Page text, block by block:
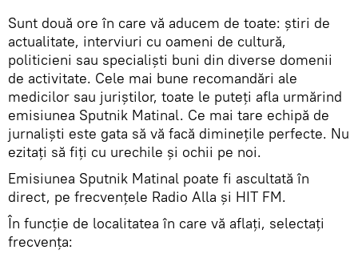
Sunt două ore în care vă aducem de toate: știri de
actualitate, interviuri cu oameni de cultură,
politicieni sau specialiști buni din diverse domenii
de activitate. Cele mai bune recomandări ale
medicilor sau juriștilor, toate le puteți afla urmărind
emisiunea Sputnik Matinal. Ce mai tare echipă de
jurnaliști este gata să vă facă diminețile perfecte. Nu
ezitați să fiți cu urechile și ochii pe noi.
Emisiunea Sputnik Matinal poate fi ascultată în
direct, pe frecvențele Radio Alla și HIT FM.
În funcție de localitatea în care vă aflați, selectați
frecvența: